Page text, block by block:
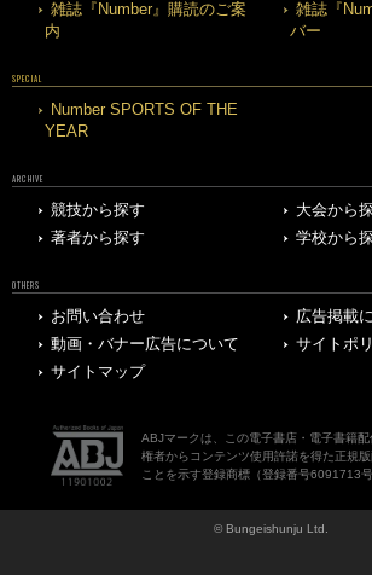
雑誌『Number』購読のご案
内
雑誌『
バー
SPECIAL
Number SPORTS OF THE
YEAR
ARCHIVE
競技から探す
大会から
著者から探す
学校から
OTHERS
お問い合わせ
広告掲載
動画・バナー広告について
サイトポ
サイトマップ
ABJマークは、この電子書店・電子書籍
権者からコンテンツ使用許諾を得た正規
ことを示す登録商標（登録番号6091713号
© Bungeishunju Ltd.